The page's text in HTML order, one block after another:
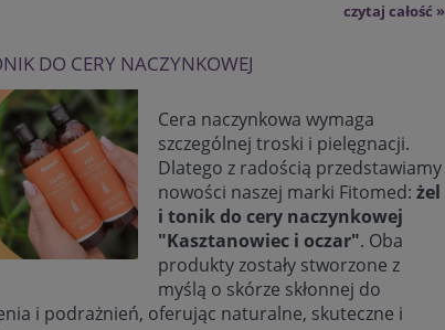
czytaj całość »
DO CERY NACZYNKOWEJ
Cera naczynkowa wymaga
szczególnej troski i pielęgnacji.
Dlatego z radością przedstawiamy
nowości naszej marki Fitomed: żel
i tonik do cery naczynkowej
"Kasztanowiec i oczar". Oba
produkty zostały stworzone z
myślą o skórze skłonnej do
i podrażnień, oferując naturalne, skuteczne i